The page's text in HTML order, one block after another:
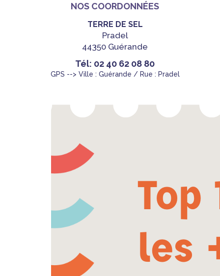
NOS COORDONNÉES
TERRE DE SEL
Pradel
44350 Guérande
Tél: 02 40 62 08 80
GPS --> Ville : Guérande / Rue : Pradel